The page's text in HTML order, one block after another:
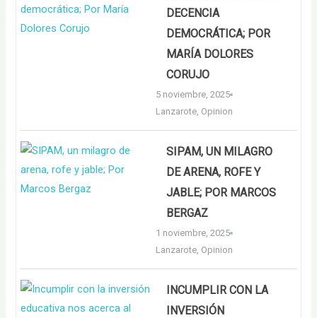
DECENCIA
DEMOCRÁTICA; POR
MARÍA DOLORES
CORUJO
5 noviembre, 2025
Lanzarote Opinion
SIPAM, UN MILAGRO
DE ARENA, ROFE Y
JABLE; POR MARCOS
BERGAZ
1 noviembre, 2025
Lanzarote Opinion
INCUMPLIR CON LA
INVERSIÓN